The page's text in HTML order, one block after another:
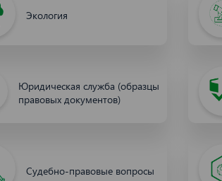
Экология
Юридическая служба (образцы
правовых документов)
Судебно-правовые вопросы